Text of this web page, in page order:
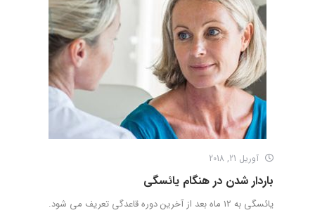
آوریل 21, 2018
باردار شدن در هنگام یائسگی
یائسگی به 12 ماه بعد از آخرین دوره قاعدگی تعریف می ­شود.